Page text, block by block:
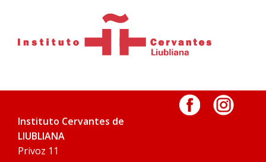
Instituto Cervantes de
LIUBLIANA
Privoz 11